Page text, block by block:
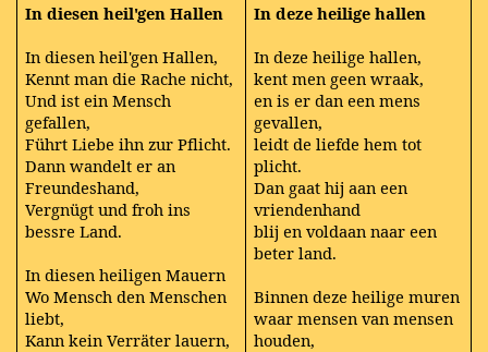
In diesen heil'gen Hallen
In diesen heil'gen Hallen,
Kennt man die Rache nicht,
Und ist ein Mensch
gefallen,
Führt Liebe ihn zur Pflicht.
Dann wandelt er an
Freundeshand,
Vergnügt und froh ins
bessre Land.
In diesen heiligen Mauern
Wo Mensch den Menschen
liebt,
Kann kein Verräter lauern,
In deze heilige hallen
In deze heilige hallen,
kent men geen wraak,
en is er dan een mens
gevallen,
leidt de liefde hem tot
plicht.
Dan gaat hij aan een
vriendenhand
blij en voldaan naar een
beter land.
Binnen deze heilige muren
waar mensen van mensen
houden,